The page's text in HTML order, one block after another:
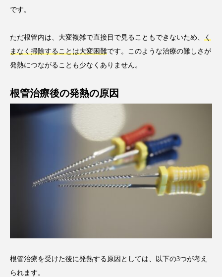
です。
ただ根管内は、大変複雑で直接目で見ることもできないため、
く
まなく掃除することは大変困難です。このような治療の難しさが
発熱につながることも少なくありません。
根管治療後の発熱の原因
根管治療を受けた後に発熱する原因としては、以下の3つが考え
られます。